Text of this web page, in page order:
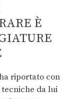
È
riportato con
da lui